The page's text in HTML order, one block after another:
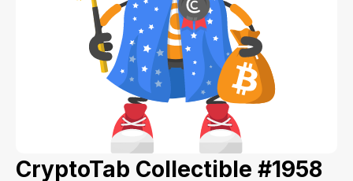
CryptoTab Collectible #1958